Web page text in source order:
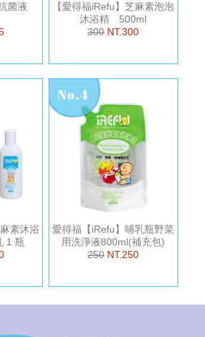
菌液
【愛得福iRefu】芝麻素泡泡
沐浴精 500ml
300 NT.300
素沐浴
1 瓶
No.4
愛得福【iRefu】哺乳瓶野菜
用洗淨液800ml(補充包)
250 NT.250